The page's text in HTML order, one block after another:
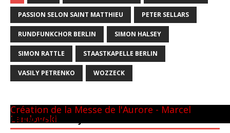
PASSION SELON SAINT MATTHIEU PETER SELLARS
RUNDFUNKCHOR BERLIN SIMON HALSEY
SIMON RATTLE STAASTKAPELLE BERLIN
VASILY PETRENKO WOZZECK
Panthéon - 22 mai 1981
CM GUILINI
Arthur & Daniel
à New-York
avec L. Naouri à Orange
A Tel-Aviv
Avec Michel Plasson
Dernier requiem à Turin
Concert inaugural - Te Deum de Berlioz
Avec Seiji Ozawa
Création de la Messe de l'Aurore - Marcel
Landowski
PIERRE BOULEZ – JUIN 2013